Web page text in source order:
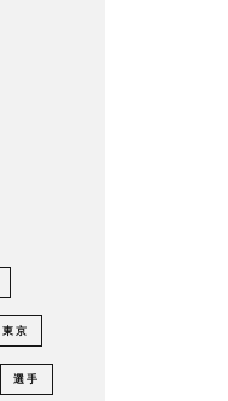
京
選手